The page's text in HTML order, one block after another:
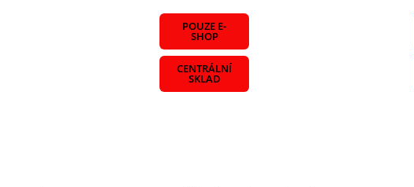
POUZE E-
SHOP
CENTRÁLNÍ
SKLAD